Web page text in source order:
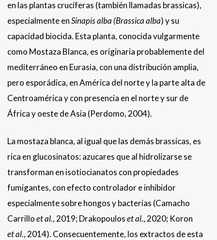
en las plantas crucíferas (también llamadas brassicas),
especialmente enSinapis alba (Brassica alba) y su
capacidad biocida. Esta planta, conocida vulgarmente
como Mostaza Blanca, es originaria probablemente del
mediterráneo en Eurasia, con una distribución amplia,
pero esporádica, en América del norte y la parte alta de
Centroamérica y con presencia en el norte y sur de
África y oeste de Asia (Perdomo, 2004).
La mostaza blanca, al igual que las demás brassicas, es
rica en glucosinatos: azucares que al hidrolizarse se
transforman en isotiocianatos con propiedades
fumigantes, con efecto controlador e inhibidor
especialmente sobre hongos y bacterias (Camacho
Carrilloet al., 2019; Drakopouloset al., 2020; Koron
et al., 2014). Consecuentemente, los extractos de esta